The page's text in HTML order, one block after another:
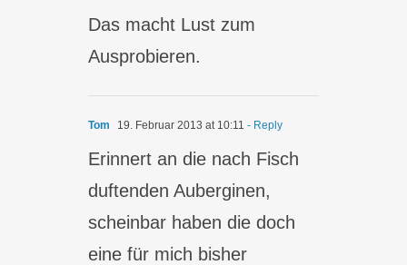
Das macht Lust zum
Ausprobieren.
Tom 19. Februar 2013 at 10:11 - Reply
Erinnert an die nach Fisch
duftenden Auberginen,
scheinbar haben die doch
eine für mich bisher